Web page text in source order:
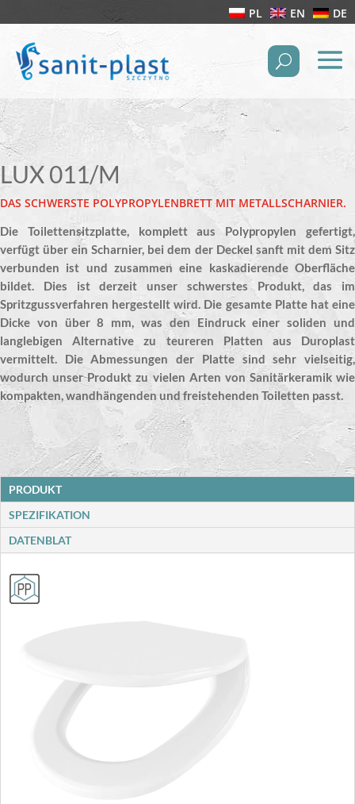
PL EN DE
LUX 011/M
DAS SCHWERSTE POLYPROPYLENBRETT MIT METALLSCHARNIER.
Die Toilettensitzplatte, komplett aus Polypropylen gefertigt,
verfügt über ein Scharnier, bei dem der Deckel sanft mit dem Sitz
verbunden ist und zusammen eine kaskadierende Oberfläche
bildet. Dies ist derzeit unser schwerstes Produkt, das im
Spritzgussverfahren hergestellt wird. Die gesamte Platte hat eine
Dicke von über 8 mm, was den Eindruck einer soliden und
langlebigen Alternative zu teureren Platten aus Duroplast
vermittelt. Die Abmessungen der Platte sind sehr vielseitig,
wodurch unser Produkt zu vielen Arten von Sanitärkeramik wie
kompakten, wandhängenden und freistehenden Toiletten passt.
PRODUKT
SPEZIFIKATION
DATENBLAT